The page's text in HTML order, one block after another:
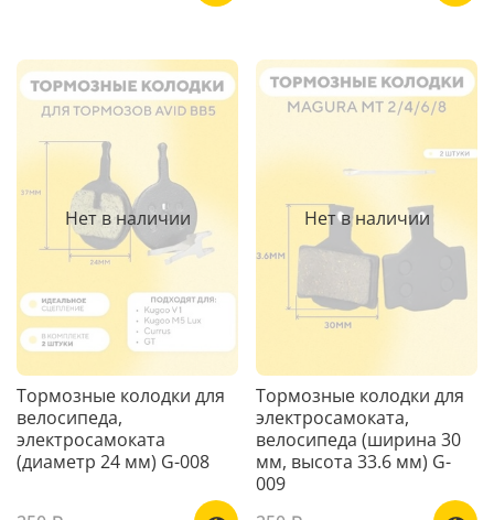
Нет в наличии
Тормозные колодки для
велосипеда,
электросамоката
(диаметр 24 мм) G-008
Нет в наличии
Тормозные колодки для
электросамоката,
велосипеда (ширина 30
мм, высота 33.6 мм) G-
009